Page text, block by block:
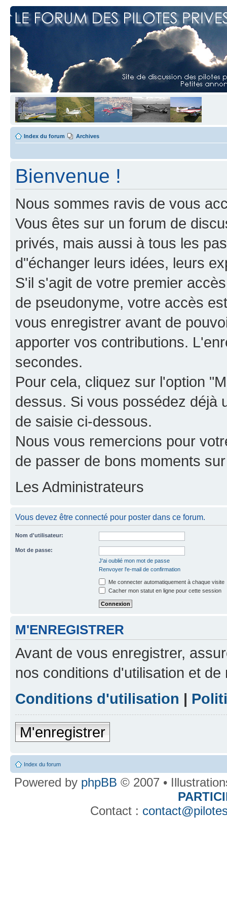
Index du forum Archives
Bienvenue !
Nous sommes ravis de vous
Vous êtes sur un forum de
privés, mais aussi à tous les
d"échanger leurs idées, leurs
S'il s'agit de votre premier
de pseudonyme, votre accès
vous enregistrer avant de
apporter vos contributions.
secondes.
Pour cela, cliquez sur l'option
dessus. Si vous possédez déjà
de saisie ci-dessous.
Nous vous remercions pour
de passer de bons moments
Les Administrateurs
Vous devez être connecté pour poster dans ce forum.
Nom d'utilisateur:
Mot de passe:
J'ai oublié mon mot de passe
Renvoyer l'e-mail de confirmation
Me connecter automatiquement à chaque visite
Cacher mon statut en ligne pour cette session
M'ENREGISTRER
Avant de vous enregistrer,
nos conditions d'utilisation et
Conditions d'utilisation |
M'enregistrer
Index du forum
Powered by phpBB © 2007 •
Contact :